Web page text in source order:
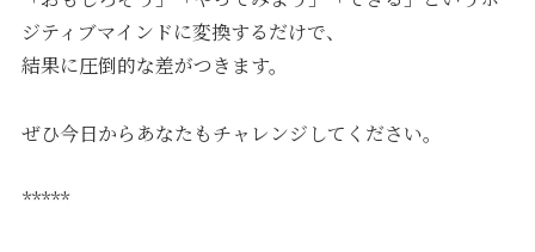
ジティブマインドに変換するだけで、
結果に圧倒的な差がつきます。
ぜひ今日からあなたもチャレンジしてください。
*****